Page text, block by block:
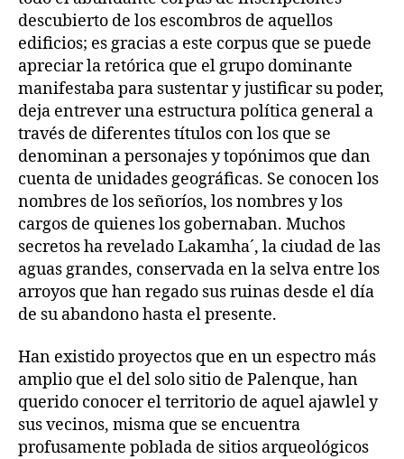
descubierto de los escombros de aquellos
edificios; es gracias a este corpus que se puede
apreciar la retórica que el grupo dominante
manifestaba para sustentar y justificar su poder,
deja entrever una estructura política general a
través de diferentes títulos con los que se
denominan a personajes y topónimos que dan
cuenta de unidades geográficas. Se conocen los
nombres de los señoríos, los nombres y los
cargos de quienes los gobernaban. Muchos
secretos ha revelado Lakamha´, la ciudad de las
aguas grandes, conservada en la selva entre los
arroyos que han regado sus ruinas desde el día
de su abandono hasta el presente.
Han existido proyectos que en un espectro más
amplio que el del solo sitio de Palenque, han
querido conocer el territorio de aquel ajawlel y
sus vecinos, misma que se encuentra
profusamente poblada de sitios arqueológicos